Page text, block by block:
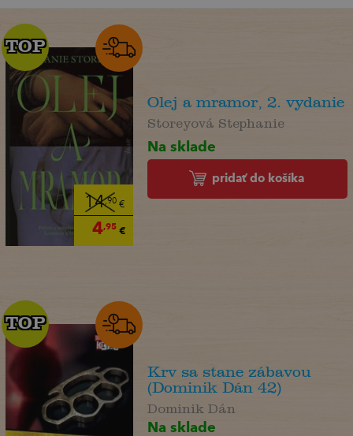
14,90€
4,95€
TOP
TOP
Olej a mramor, 2. vydanie
Storeyová Stephanie
Na sklade
pridať do košíka
TOP
TOP
Krv sa stane zábavou
(Dominik Dán 42)
Dominik Dán
Na sklade